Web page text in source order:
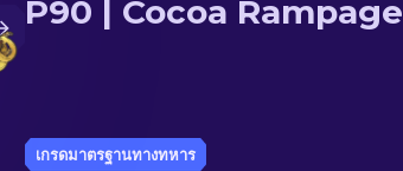
P90 | Cocoa Rampage
เกรดมาตรฐานทางทหาร